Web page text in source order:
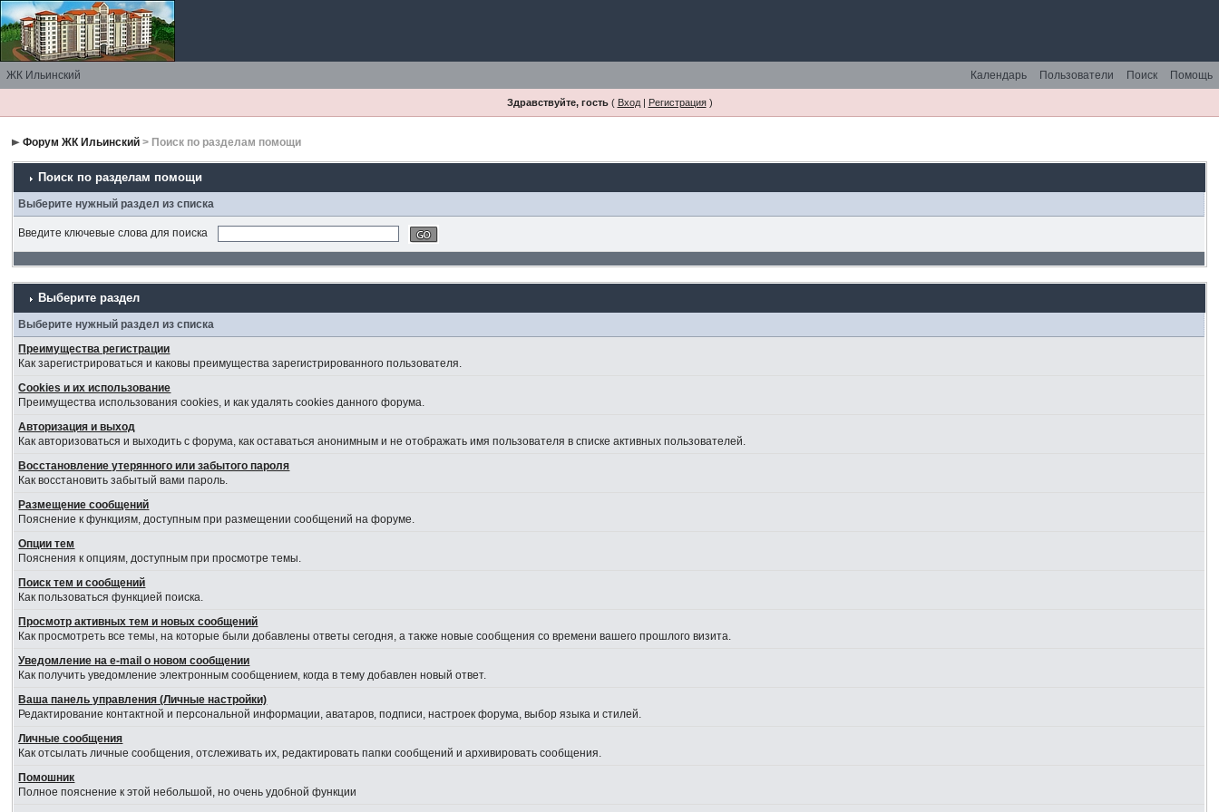
ЖК Ильинский Помощь
Поиск
Пользователи
Календарь
Здравствуйте, гость( Вход| Регистрация)
Форум ЖК Ильинский > Поиск по разделам помощи
Поиск по разделам помощи
Выберите нужный раздел из списка
Введите ключевые слова для поиска
Выберите раздел
Выберите нужный раздел из списка
Преимущества регистрации
Как зарегистрироваться и каковы преимущества зарегистрированного пользователя.
Cookies и их использование
Преимущества использования cookies, и как удалять cookies данного форума.
Авторизация и выход
Как авторизоваться и выходить с форума, как оставаться анонимным и не отображать имя пользователя в списке активных пользователей.
Восстановление утерянного или забытого пароля
Как восстановить забытый вами пароль.
Размещение сообщений
Пояснение к функциям, доступным при размещении сообщений на форуме.
Опции тем
Пояснения к опциям, доступным при просмотре темы.
Поиск тем и сообщений
Как пользоваться функцией поиска.
Просмотр активных тем и новых сообщений
Как просмотреть все темы, на которые были добавлены ответы сегодня, а также новые сообщения со времени вашего прошлого визита.
Уведомление на е-mail о новом сообщении
Как получить уведомление электронным сообщением, когда в тему добавлен новый ответ.
Ваша панель управления (Личные настройки)
Редактирование контактной и персональной информации, аватаров, подписи, настроек форума, выбор языка и стилей.
Личные сообщения
Как отсылать личные сообщения, отслеживать их, редактировать папки сообщений и архивировать сообщения.
Помошник
Полное пояснение к этой небольшой, но очень удобной функции